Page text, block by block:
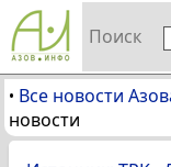
Поиск
• Все новости
новости